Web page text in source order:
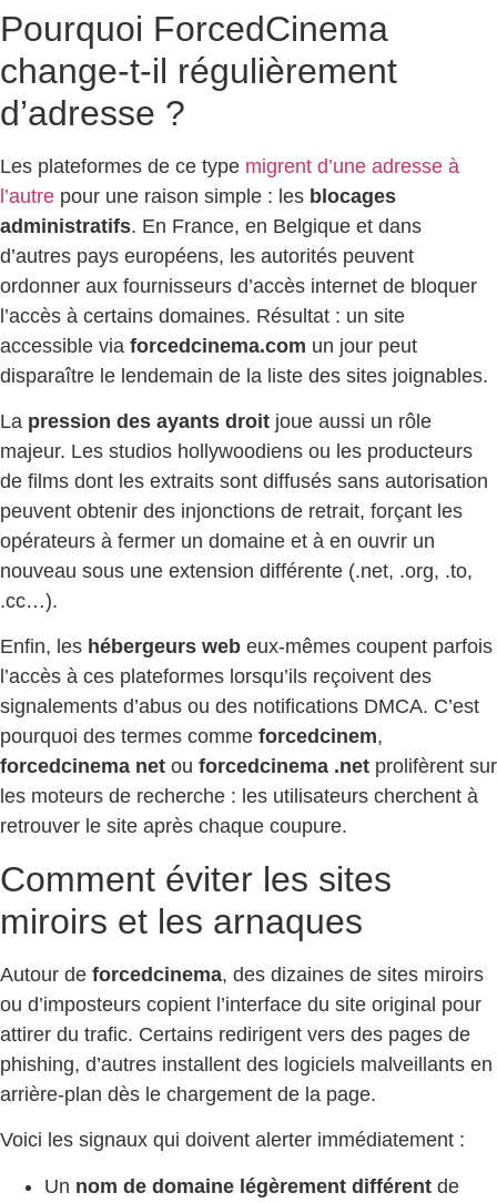
Pourquoi ForcedCinema
change-t-il régulièrement
d’adresse ?
Les plateformes de ce type migrent d’une adresse à
l’autre pour une raison simple : les blocages
administratifs. En France, en Belgique et dans
d’autres pays européens, les autorités peuvent
ordonner aux fournisseurs d’accès internet de bloquer
l’accès à certains domaines. Résultat : un site
accessible via forcedcinema.com un jour peut
disparaître le lendemain de la liste des sites joignables.
La pression des ayants droit joue aussi un rôle
majeur. Les studios hollywoodiens ou les producteurs
de films dont les extraits sont diffusés sans autorisation
peuvent obtenir des injonctions de retrait, forçant les
opérateurs à fermer un domaine et à en ouvrir un
nouveau sous une extension différente (.net, .org, .to,
.cc…).
Enfin, les hébergeurs web eux-mêmes coupent parfois
l’accès à ces plateformes lorsqu’ils reçoivent des
signalements d’abus ou des notifications DMCA. C’est
pourquoi des termes comme forcedcinem,
forcedcinema net ou forcedcinema .net prolifèrent sur
les moteurs de recherche : les utilisateurs cherchent à
retrouver le site après chaque coupure.
Comment éviter les sites
miroirs et les arnaques
Autour de forcedcinema, des dizaines de sites miroirs
ou d’imposteurs copient l’interface du site original pour
attirer du trafic. Certains redirigent vers des pages de
phishing, d’autres installent des logiciels malveillants en
arrière-plan dès le chargement de la page.
Voici les signaux qui doivent alerter immédiatement :
Un nom de domaine légèrement différent de